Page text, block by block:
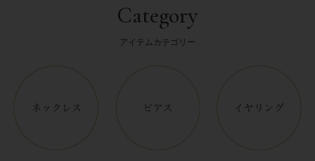
Category
アイテムカテゴリー